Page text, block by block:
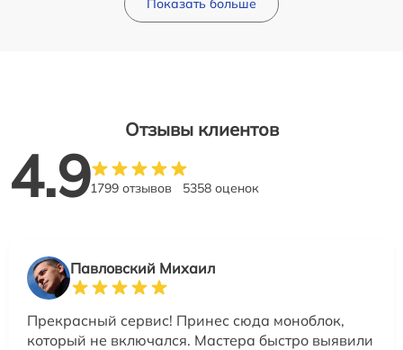
Показать больше
Отзывы клиентов
4.91799 отзывов 5358 оценок
Павловский Михаил
Прекрасный сервис! Принес сюда моноблок,
который не включался. Мастера быстро выявили